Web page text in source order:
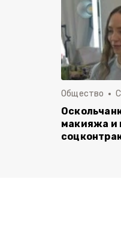
Общество
макияжа и